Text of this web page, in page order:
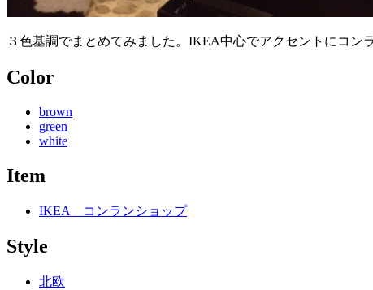
３色基調でまとめてみました。IKEA中心でアクセントにコン
Color
brown
green
white
Item
IKEA コンランショップ
Style
北欧